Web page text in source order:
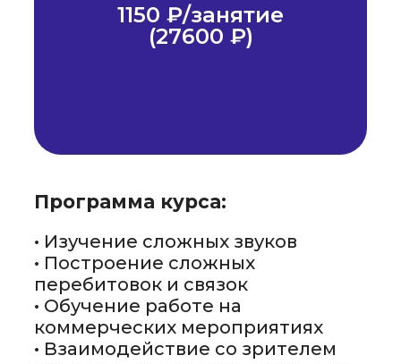
1150 ₽/занятие
(27600 ₽)
Программа курса:
• Изучение сложных звуков
• Построение сложных
перебитовок и связок
• Обучение работе на
коммерческих мероприятиях
• Взаимодействие со зрителем